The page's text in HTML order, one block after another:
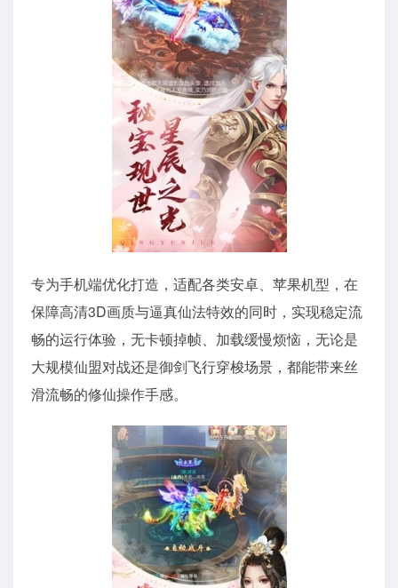
专为手机端优化打造，适配各类安卓、苹果机型，在
保障高清3D画质与逼真仙法特效的同时，实现稳定流
畅的运行体验，无卡顿掉帧、加载缓慢烦恼，无论是
大规模仙盟对战还是御剑飞行穿梭场景，都能带来丝
滑流畅的修仙操作手感。